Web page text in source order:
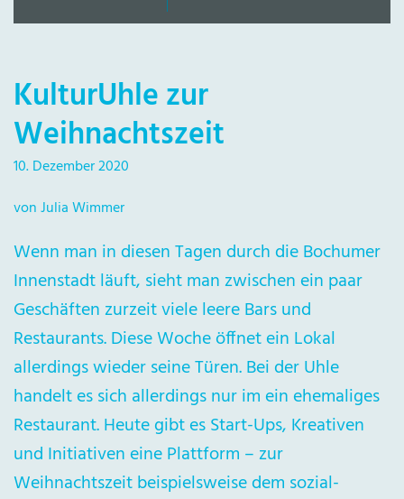
KulturUhle zur
Weihnachtszeit
10. Dezember 2020
von Julia Wimmer
Wenn man in diesen Tagen durch die Bochumer
Innenstadt läuft, sieht man zwischen ein paar
Geschäften zurzeit viele leere Bars und
Restaurants. Diese Woche öffnet ein Lokal
allerdings wieder seine Türen. Bei der Uhle
handelt es sich allerdings nur im ein ehemaliges
Restaurant. Heute gibt es Start-Ups, Kreativen
und Initiativen eine Plattform – zur
Weihnachtszeit beispielsweise dem sozial-